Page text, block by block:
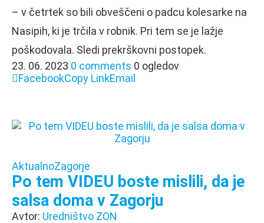
– v četrtek so bili obveščeni o padcu kolesarke na
Nasipih, ki je trčila v robnik. Pri tem se je lažje
poškodovala. Sledi prekrškovni postopek.
23. 06. 2023 0 comments 0 ogledov
FacebookCopy LinkEmail
AktualnoZagorje
Po tem VIDEU boste mislili, da je
salsa doma v Zagorju
Avtor: Uredništvo ZON